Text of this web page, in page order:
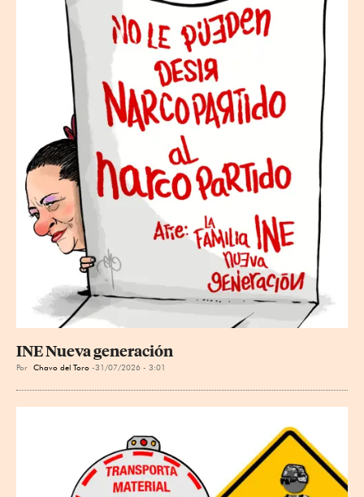
INE Nueva generación
Por Chavo del Toro 31/07/2026 - 3:01